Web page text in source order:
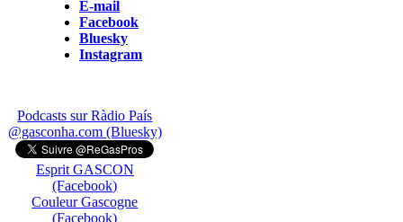
E-mail
Facebook
Bluesky
Instagram
Podcasts sur Ràdio País
@gasconha.com (Bluesky)
Esprit GASCON
(Facebook)
Couleur Gascogne
(Facebook)